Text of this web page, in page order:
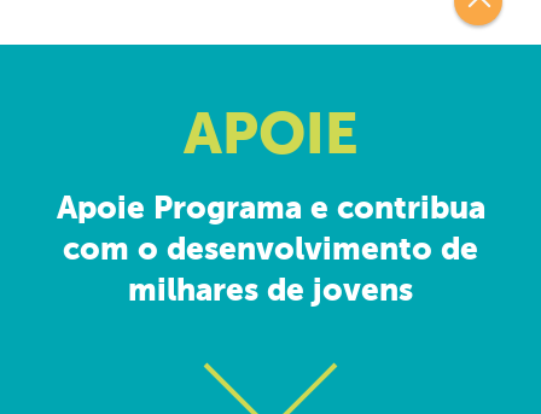
APOIE
Apoie Programa e contribua
com o desenvolvimento de
milhares de jovens